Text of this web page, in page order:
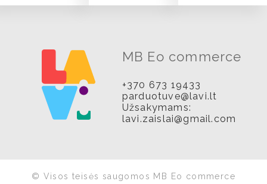
MB Eo commerce
+370 673 19433
parduotuve@lavi.lt
Užsakymams:
lavi.zaislai@gmail.com
© Visos teisės saugomos MB Eo commerce